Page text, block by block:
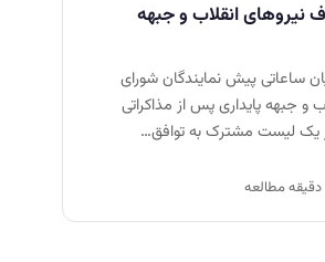
نیروهای انقلاب و جبهه
ساعاتی پیش نمایندگان شورای
و جبهه پایداری پس از مذاکراتی
یک لیست مشترک به توافق…